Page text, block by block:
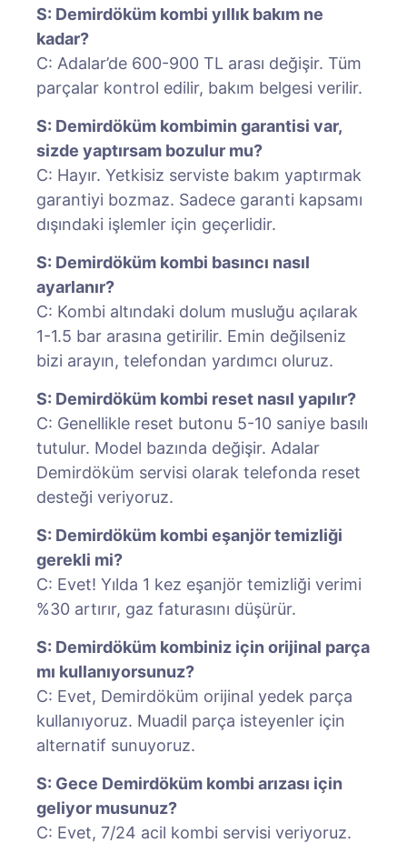
S: Demirdöküm kombi yıllık bakım ne
kadar?
C: Adalar’de 600-900 TL arası değişir. Tüm
parçalar kontrol edilir, bakım belgesi verilir.
S: Demirdöküm kombimin garantisi var,
sizde yaptırsam bozulur mu?
C: Hayır. Yetkisiz serviste bakım yaptırmak
garantiyi bozmaz. Sadece garanti kapsamı
dışındaki işlemler için geçerlidir.
S: Demirdöküm kombi basıncı nasıl
ayarlanır?
C: Kombi altındaki dolum musluğu açılarak
1-1.5 bar arasına getirilir. Emin değilseniz
bizi arayın, telefondan yardımcı oluruz.
S: Demirdöküm kombi reset nasıl yapılır?
C: Genellikle reset butonu 5-10 saniye basılı
tutulur. Model bazında değişir. Adalar
Demirdöküm servisi olarak telefonda reset
desteği veriyoruz.
S: Demirdöküm kombi eşanjör temizliği
gerekli mi?
C: Evet! Yılda 1 kez eşanjör temizliği verimi
%30 artırır, gaz faturasını düşürür.
S: Demirdöküm kombiniz için orijinal parça
mı kullanıyorsunuz?
C: Evet, Demirdöküm orijinal yedek parça
kullanıyoruz. Muadil parça isteyenler için
alternatif sunuyoruz.
S: Gece Demirdöküm kombi arızası için
geliyor musunuz?
C: Evet, 7/24 acil kombi servisi veriyoruz.